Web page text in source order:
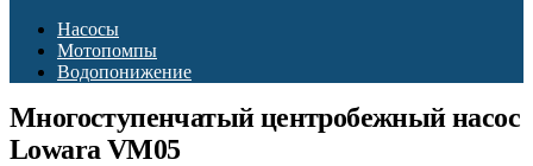
Насосы
Мотопомпы
Водопонижение
Многоступенчатый центробежный насос
Lowara VM05